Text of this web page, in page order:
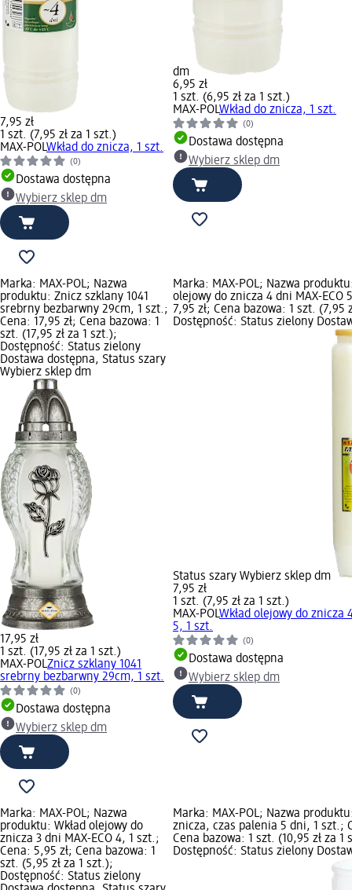
7,95 zł
1 szt. (7,95 zł za 1 szt.)
MAX-POLWkład do znicza, 1 szt.
(0)
Dostawa dostępna
Wybierz sklep dm
dm
6,95 zł
1 szt. (6,95 zł za 1 szt.)
MAX-POLWkład do znicza, 1 szt.
(0)
Dostawa dostępna
Wybierz sklep dm
Marka: MAX-POL; Nazwa
produktu: Znicz szklany 1041
srebrny bezbarwny 29cm, 1 szt.;
Cena: 17,95 zł; Cena bazowa: 1
szt. (17,95 zł za 1 szt.);
Dostępność: Status zielony
Dostawa dostępna, Status szary
Wybierz sklep dm
17,95 zł
1 szt. (17,95 zł za 1 szt.)
MAX-POLZnicz szklany 1041
srebrny bezbarwny 29cm, 1 szt.
(0)
Dostawa dostępna
Wybierz sklep dm
Marka: MAX-POL; Nazwa
olejowy do znicza 4 dni MAX-ECO
7,95 zł; Cena bazowa: 1 szt. (7,95
Dostępność: Status zielony
Status szary Wybierz sklep dm
7,95 zł
1 szt. (7,95 zł za 1 szt.)
MAX-POLWkład olejowy do znicza
5, 1 szt.
(0)
Dostawa dostępna
Wybierz sklep dm
Marka: MAX-POL; Nazwa
produktu: Wkład olejowy do
znicza 3 dni MAX-ECO 4, 1 szt.;
Cena: 5,95 zł; Cena bazowa: 1
szt. (5,95 zł za 1 szt.);
Dostępność: Status zielony
Marka: MAX-POL; Nazwa
znicza, czas palenia 5 dni, 1 szt.;
Cena bazowa: 1 szt. (10,95 zł za 1
Dostępność: Status zielony